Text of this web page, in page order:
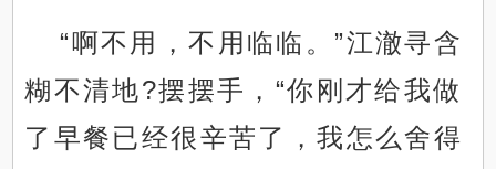
“啊不用，不用临临。”江澈寻含
糊不清地?摆摆手，“你刚才给我做
了早餐已经很辛苦了，我怎么舍得